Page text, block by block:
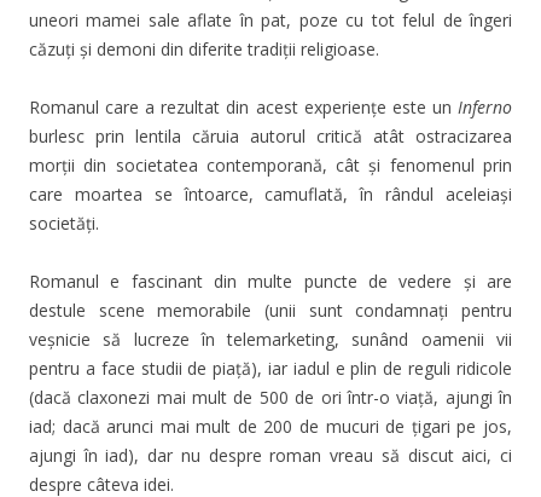
uneori mamei sale aflate în pat, poze cu tot felul de îngeri
căzuți și demoni din diferite tradiții religioase.
Romanul care a rezultat din acest experiențe este un Inferno
burlesc prin lentila căruia autorul critică atât ostracizarea
morții din societatea contemporană, cât și fenomenul prin
care moartea se întoarce, camuflată, în rândul aceleiași
societăți.
Romanul e fascinant din multe puncte de vedere și are
destule scene memorabile (unii sunt condamnați pentru
veșnicie să lucreze în telemarketing, sunând oamenii vii
pentru a face studii de piață), iar iadul e plin de reguli ridicole
(dacă claxonezi mai mult de 500 de ori într-o viață, ajungi în
iad; dacă arunci mai mult de 200 de mucuri de țigari pe jos,
ajungi în iad), dar nu despre roman vreau să discut aici, ci
despre câteva idei.